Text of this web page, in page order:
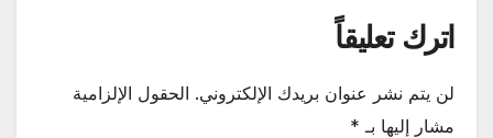
اترك تعليقاً
لن يتم نشر عنوان بريدك الإلكتروني. الحقول الإلزامية
مشار إليها بـ *